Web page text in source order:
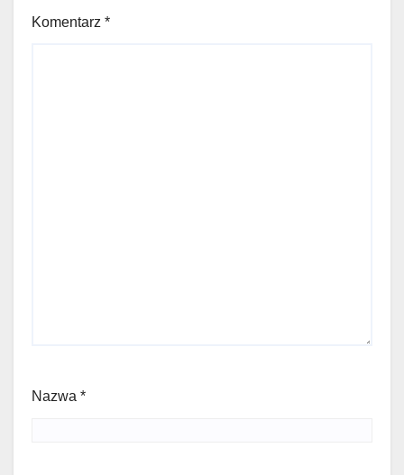
Komentarz *
Nazwa *